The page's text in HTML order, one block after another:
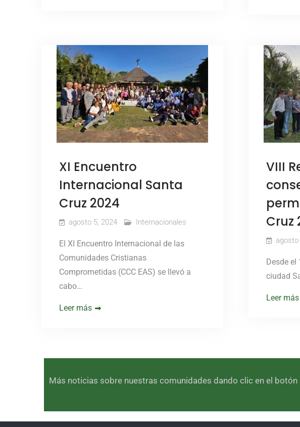
XI Encuentro
Internacional Santa
Cruz 2024
agosto 5, 2024 Internacionales
El XI Encuentro Internacional de las
Comunidades Cristianas
Comprometidas (CCC EAS) se llevó a
cabo…
Leer más
VIII
Cruz
agosto
Desde el
ciudad
Leer más
Más noticias sobre nuestras comunidades dando clic en el botón